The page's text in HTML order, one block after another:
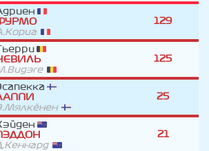
129
Тьерри
125
25
21